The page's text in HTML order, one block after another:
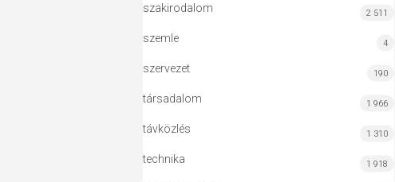
szakirodalom 2 511
szemle 4
szervezet 190
társadalom 1 966
távközlés 1 310
technika 1 918